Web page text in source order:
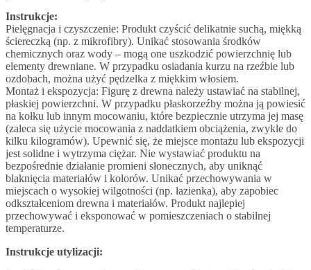
Instrukcje:
Pielęgnacja i czyszczenie: Produkt czyścić delikatnie suchą, miękką
ściereczką (np. z mikrofibry). Unikać stosowania środków
chemicznych oraz wody – mogą one uszkodzić powierzchnię lub
elementy drewniane. W przypadku osiadania kurzu na rzeźbie lub
ozdobach, można użyć pędzelka z miękkim włosiem.
Montaż i ekspozycja: Figurę z drewna należy ustawiać na stabilnej,
płaskiej powierzchni. W przypadku płaskorzeźby można ją powiesić
na kołku lub innym mocowaniu, które bezpiecznie utrzyma jej masę
(zaleca się użycie mocowania z naddatkiem obciążenia, zwykle do
kilku kilogramów). Upewnić się, że miejsce montażu lub ekspozycji
jest solidne i wytrzyma ciężar. Nie wystawiać produktu na
bezpośrednie działanie promieni słonecznych, aby uniknąć
blaknięcia materiałów i kolorów. Unikać przechowywania w
miejscach o wysokiej wilgotności (np. łazienka), aby zapobiec
odkształceniom drewna i materiałów. Produkt najlepiej
przechowywać i eksponować w pomieszczeniach o stabilnej
temperaturze.
Instrukcje utylizacji: